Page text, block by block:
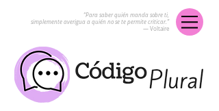
“Para saber quién manda sobre ti,
simplemente averigua a quién no se te permite criticar.”
― Voltaire